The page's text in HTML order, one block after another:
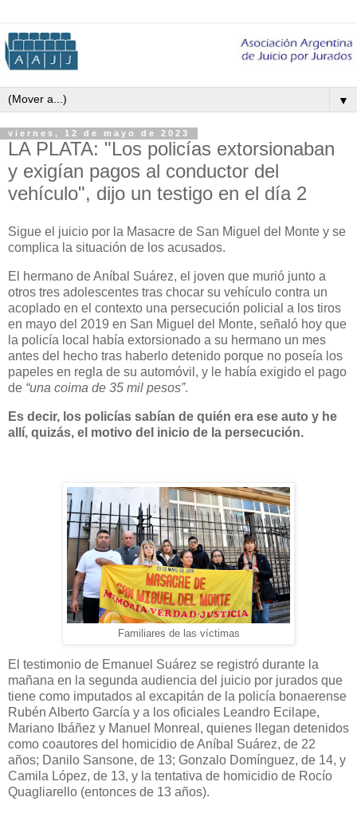
▼
viernes, 12 de mayo de 2023
LA PLATA: "Los policías extorsionaban
y exigían pagos al conductor del
vehículo", dijo un testigo en el día 2
Sigue el juicio por la Masacre de San Miguel del Monte y se
complica la situación de los acusados.
El hermano de Aníbal Suárez, el joven que murió junto a
otros tres adolescentes tras chocar su vehículo contra un
acoplado en el contexto una persecución policial a los tiros
en mayo del 2019 en San Miguel del Monte, señaló hoy que
la policía local había extorsionado a su hermano un mes
antes del hecho tras haberlo detenido porque no poseía los
papeles en regla de su automóvil, y le había exigido el pago
de “una coima de 35 mil pesos”.
Es decir, los policías sabían de quién era ese auto y he
allí, quizás, el motivo del inicio de la persecución.
Familiares de las víctimas
El testimonio de Emanuel Suárez se registró durante la
mañana en la segunda audiencia del juicio por jurados que
tiene como imputados al excapitán de la policía bonaerense
Rubén Alberto García y a los oficiales Leandro Ecilape,
Mariano Ibáñez y Manuel Monreal, quienes llegan detenidos
como coautores del homicidio de Aníbal Suárez, de 22
años; Danilo Sansone, de 13; Gonzalo Domínguez, de 14, y
Camila López, de 13, y la tentativa de homicidio de Rocío
Quagliarello (entonces de 13 años).